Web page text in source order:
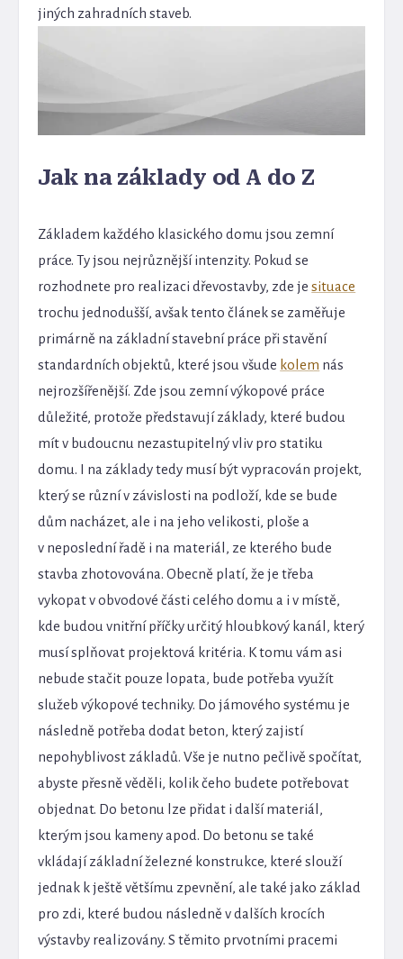
jiných zahradních staveb.
Jak na základy od A do Z
Základem každého klasického domu jsou zemní
práce. Ty jsou nejrůznější intenzity. Pokud se
rozhodnete pro realizaci dřevostavby, zde jesituace
trochu jednodušší, avšak tento článek se zaměřuje
primárně na základní stavební práce při stavění
standardních objektů, které jsou všude kolem nás
nejrozšířenější. Zde jsou zemní výkopové práce
důležité, protože představují základy, které budou
mít v budoucnu nezastupitelný vliv pro statiku
domu. I na základy tedy musí být vypracován projekt,
který se různí v závislosti na podloží, kde se bude
dům nacházet, ale i na jeho velikosti, ploše a
v neposlední řadě i na materiál, ze kterého bude
stavba zhotovována. Obecně platí, že je třeba
vykopat v obvodové části celého domu a i v místě,
kde budou vnitřní příčky určitý hloubkový kanál, který
musí splňovat projektová kritéria. K tomu vám asi
nebude stačit pouze lopata, bude potřeba využít
služeb výkopové techniky. Do jámového systému je
následně potřeba dodat beton, který zajistí
nepohyblivost základů. Vše je nutno pečlivě spočítat,
abyste přesně věděli, kolik čeho budete potřebovat
objednat. Do betonu lze přidat i další materiál,
kterým jsou kameny apod. Do betonu se také
vkládají základní železné konstrukce, které slouží
jednak k ještě většímu zpevnění, ale také jako základ
pro zdi, které budou následně v dalších krocích
výstavby realizovány. S těmito prvotními pracemi